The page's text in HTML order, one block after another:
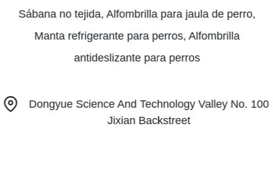
Sábana no tejida, Alfombrilla para jaula de perro,
Manta refrigerante para perros, Alfombrilla
antideslizante para perros
Dongyue Science And Technology Valley No. 100
Jixian Backstreet